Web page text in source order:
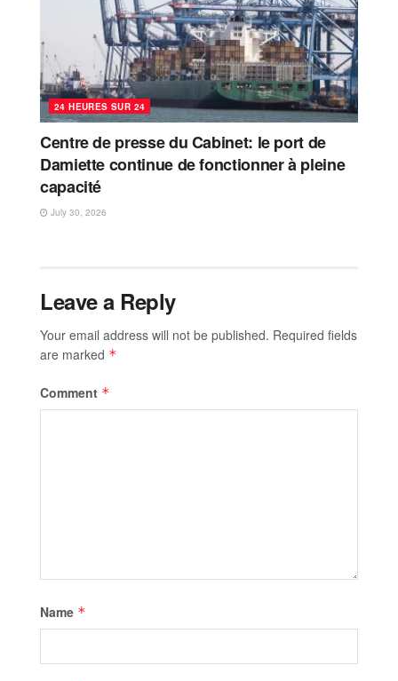
24 HEURES SUR 24
Centre de presse du Cabinet: le port de
Damiette continue de fonctionner à pleine
capacité
July 30, 2026
Leave a Reply
Your email address will not be published. Required fields
are marked *
Comment *
Name *